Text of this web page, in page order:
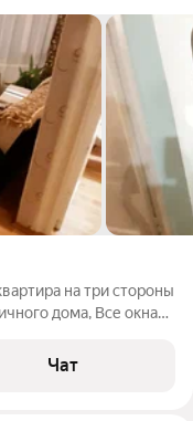
на три стороны
дома, Все окна
квадратных метров,
Чат